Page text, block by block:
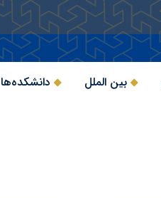
بین الملل دانشکده‌ها